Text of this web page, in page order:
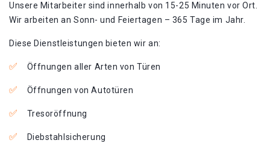
Unsere Mitarbeiter sind innerhalb von 15-25 Minuten vor Ort.
Wir arbeiten an Sonn- und Feiertagen – 365 Tage im Jahr.
Diese Dienstleistungen bieten wir an:
Öffnungen aller Arten von Türen
Öffnungen von Autotüren
Tresoröffnung
Diebstahlsicherung